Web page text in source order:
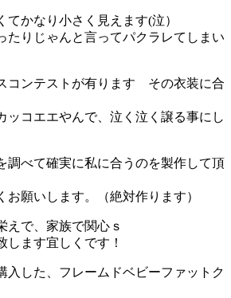
てかなり小さく見えます(泣）
たりじゃんと言ってパクラレてしまい
コンテストが有ります その衣装に合
ッコエエやんで、泣く泣く譲る事にし
調べて確実に私に合うのを製作して頂
お願いします。（絶対作ります）
えで、家族で関心ｓ
します宜しくです！
入した、フレームドベビーファットク